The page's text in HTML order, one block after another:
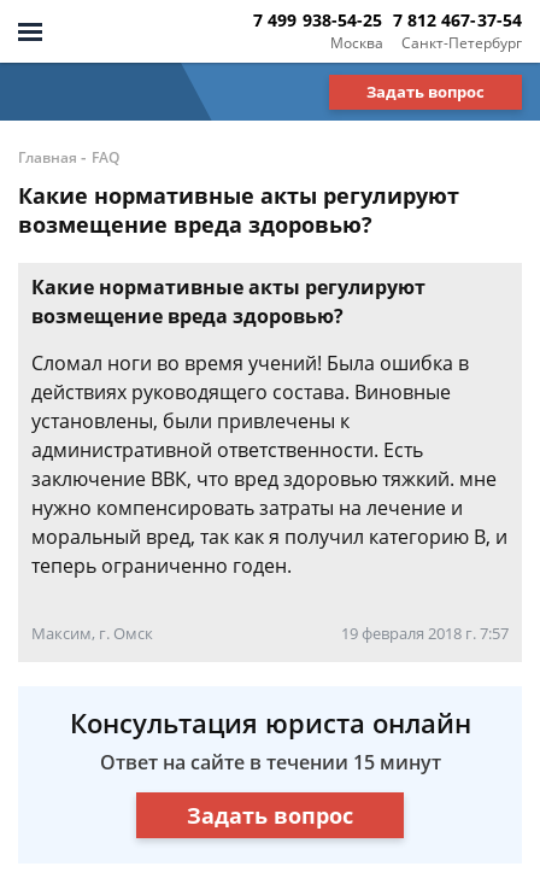
Москва
7 499 938-54-25
Санкт-Петербург
7 812 467-37-54
Задать вопрос
Главная - FAQ
Какие нормативные акты регулируют
возмещение вреда здоровью?
Какие нормативные акты регулируют
возмещение вреда здоровью?
Сломал ноги во время учений! Была ошибка в
действиях руководящего состава. Виновные
установлены, были привлечены к
административной ответственности. Есть
заключение ВВК, что вред здоровью тяжкий. мне
нужно компенсировать затраты на лечение и
моральный вред, так как я получил категорию В, и
теперь ограниченно годен.
Максим, г. Омск 19 февраля 2018 г. 7:57
Консультация юриста онлайн
Ответ на сайте в течении 15 минут
Задать вопрос